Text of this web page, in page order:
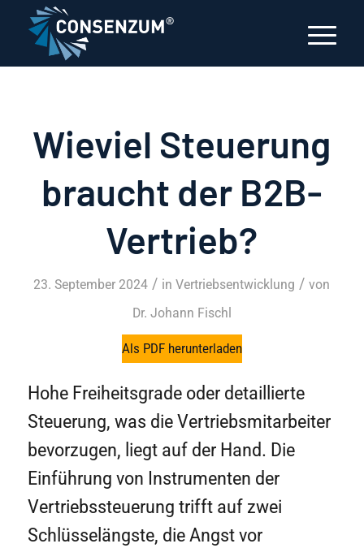
Wieviel Steuerung
braucht der B2B-
Vertrieb?
23. September 2024 / inVertriebsentwicklung / von
Dr. Johann Fischl
Als PDF herunterladen
Hohe Freiheitsgrade oder detaillierte
Steuerung, was die Vertriebsmitarbeiter
bevorzugen, liegt auf der Hand. Die
Einführung von Instrumenten der
Vertriebssteuerung trifft auf zwei
Schlüsselängste, die Angst vor